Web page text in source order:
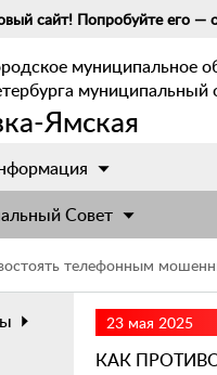
сайт! Попробуйте его —
муниципальное
муниципальный
Ямская
Cовет
телефонным
23 мая 2025
КАК